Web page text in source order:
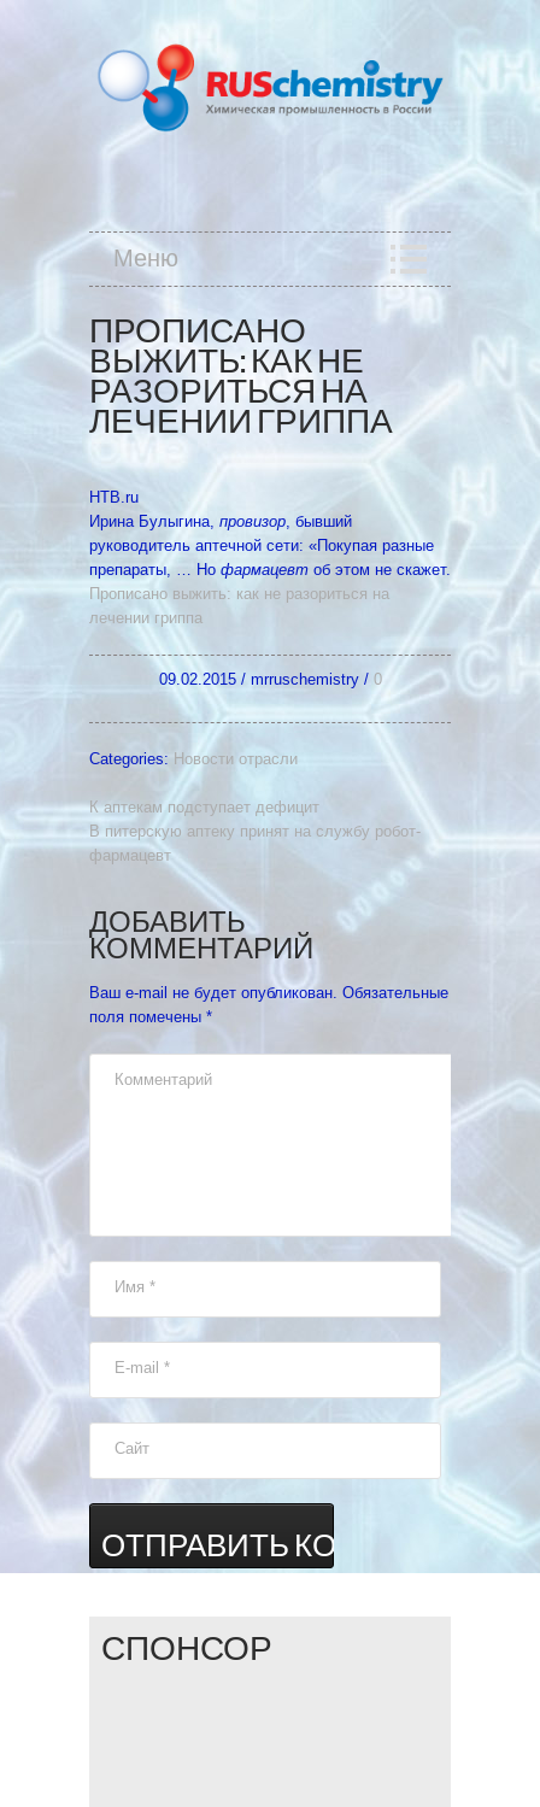
Меню
ПРОПИСАНО
ВЫЖИТЬ: КАК НЕ
РАЗОРИТЬСЯ НА
ЛЕЧЕНИИ ГРИППА
НТВ.ru
Ирина Булыгина, провизор, бывший
руководитель аптечной сети: «Покупая разные
препараты, … Но фармацевт об этом не скажет.
Прописано выжить: как не разориться на
лечении гриппа
09.02.2015/ mrruschemistry/ 0
Categories: Новости отрасли
К аптекам подступает дефицит
В питерскую аптеку принят на службу робот-
фармацевт
ДОБАВИТЬ
КОММЕНТАРИЙ
Ваш e-mail не будет опубликован. Обязательные
поля помечены *
Комментарий
Имя *
E-mail *
Сайт
СПОНСОР